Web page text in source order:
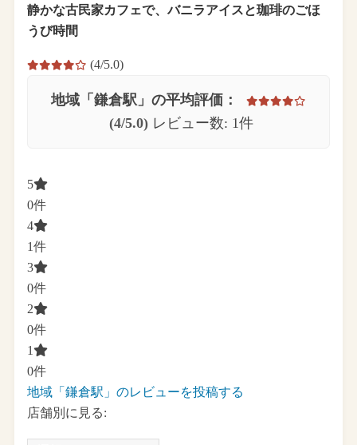
静かな古民家カフェで、バニラアイスと珈琲のごほ
うび時間
(4/5.0)
地域「鎌倉駅」の平均評価：
(4/5.0) レビュー数: 1件
5
0件
4
1件
3
0件
2
0件
1
0件
地域「鎌倉駅」のレビューを投稿する
店舗別に見る: